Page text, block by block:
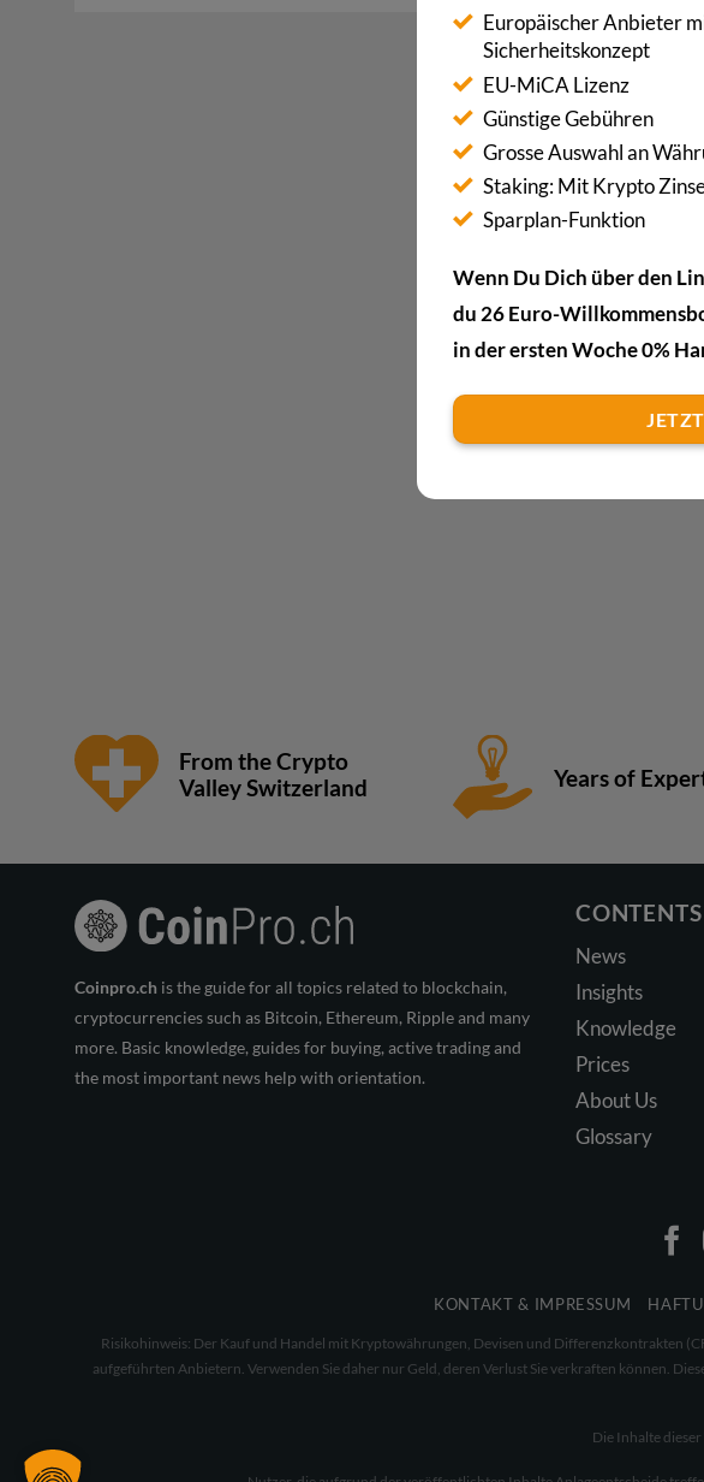
From the Crypto
Valley Switzerland
Years of
Coinpro.ch is the guide for all topics related to blockchain,
cryptocurrencies such as Bitcoin, Ethereum, Ripple and many
more. Basic knowledge, guides for buying, active trading and
the most important news help with orientation.
CONTENTS
News
Insights
Knowledge
Prices
About Us
Glossary
KONTAKT & IMPRESSUM
Risikohinweis: Der Kauf und Handel mit Kryptowährungen, Devisen und Differenzkontrakten
aufgeführten Anbietern. Verwenden Sie daher nur Geld, deren Verlust Sie verkraften können.
Die Inhalte
Europäischer Anbieter
Sicherheitskonzept
EU-MiCA Lizenz
Günstige Gebühren
Grosse Auswahl an
Staking: Mit Krypto
Sparplan-Funktion
Wenn Du Dich über den
du 26 Euro-
in der ersten Woche 0%